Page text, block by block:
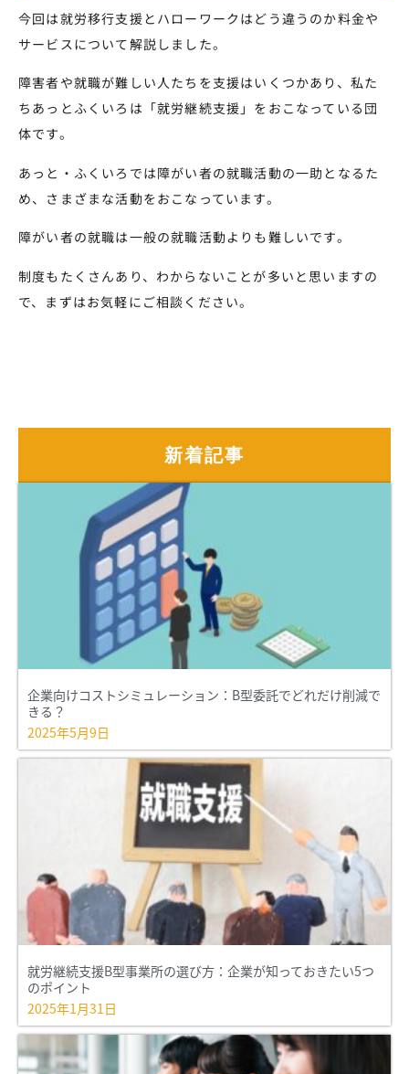
今回は就労移行支援とハローワークはどう違うのか料金や
サービスについて解説しました。
障害者や就職が難しい人たちを支援はいくつかあり、私た
ちあっとふくいろは「就労継続支援」をおこなっている団
体です。
あっと・ふくいろでは障がい者の就職活動の一助となるた
め、さまざまな活動をおこなっています。
障がい者の就職は一般の就職活動よりも難しいです。
制度もたくさんあり、わからないことが多いと思いますの
で、まずはお気軽にご相談ください。
新着記事
企業向けコストシミュレーション：B型委託でどれだけ削減で
きる？
2025年5月9日
就労継続支援B型事業所の選び方：企業が知っておきたい5つ
のポイント
2025年1月31日